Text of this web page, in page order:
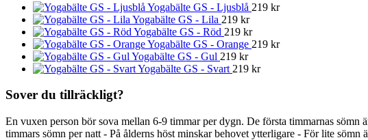
Yogabälte GS - Ljusblå 219 kr
Yogabälte GS - Lila 219 kr
Yogabälte GS - Röd 219 kr
Yogabälte GS - Orange 219 kr
Yogabälte GS - Gul 219 kr
Yogabälte GS - Svart 219 kr
Sover du tillräckligt?
En vuxen person bör sova mellan 6-9 timmar per dygn. De första timmarnas
timmars sömn per natt - På ålderns höst minskar behovet ytterligare - För lite sömn